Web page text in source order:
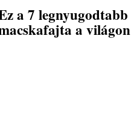
a 7 legnyugodtabb
a világon